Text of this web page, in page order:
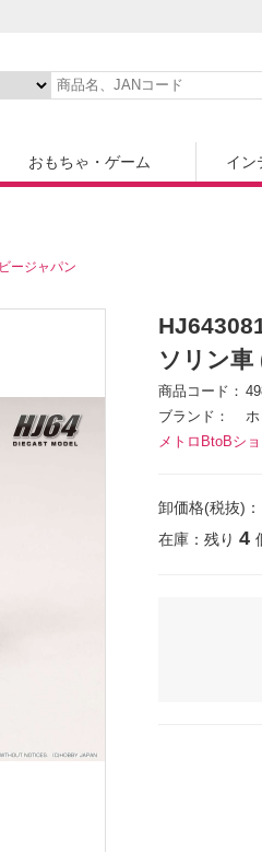
おもちゃ・ゲーム イン
ージャパン
ソリン車
商品コード
ブランド
ホ
メトロBtoBシ
卸価格(税抜)：
在庫：残り 4